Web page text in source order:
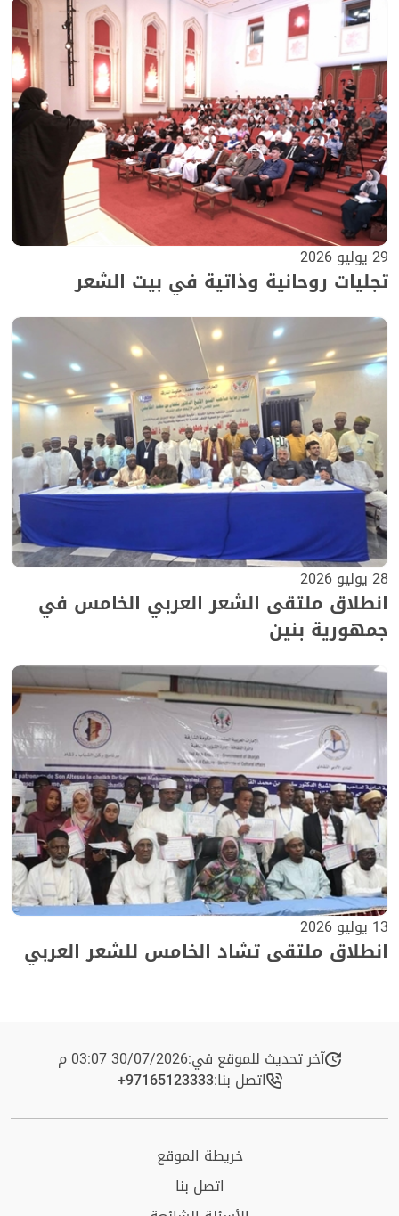
29 يوليو 2026
تجليات روحانية وذاتية في بيت الشعر
28 يوليو 2026
انطلاق ملتقى الشعر العربي الخامس في
جمهورية بنين
13 يوليو 2026
انطلاق ملتقى تشاد الخامس للشعر العربي
آخر تحديث للموقع في:30/07/2026 03:07 م
اتصل بنا:+97165123333​
خريطة الموقع
اتصل بنا